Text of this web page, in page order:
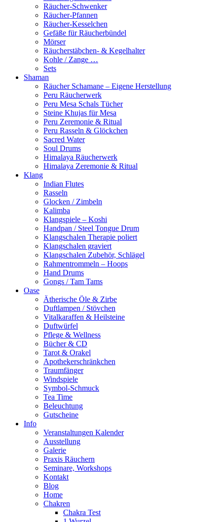
Räucher-Schwenker
Räucher-Pfannen
Räucher-Kesselchen
Gefäße für Räucherbündel
Mörser
Räucherstäbchen- & Kegelhalter
Kohle / Zange …
Sets
Shaman
Räucher Schamane – Eigene Herstellung
Peru Räucherwerk
Peru Mesa Schals Tücher
Steine Khujas für Mesa
Peru Zeremonie & Ritual
Peru Rasseln & Glöckchen
Sacred Water
Soul Drums
Himalaya Räucherwerk
Himalaya Zeremonie & Ritual
Klang
Indian Flutes
Rasseln
Glocken / Zimbeln
Kalimba
Klangspiele – Koshi
Handpan / Steel Tongue Drum
Klangschalen Therapie poliert
Klangschalen graviert
Klangschalen Zubehör, Schlägel
Rahmentrommeln – Hoops
Hand Drums
Gongs / Tam Tams
Oase
Ätherische Öle & Zirbe
Duftlampen / Stövchen
Vitalkaraffen & Heilsteine
Duftwürfel
Pflege & Wellness
Bücher & CD
Tarot & Orakel
Apothekerschränkchen
Traumfänger
Windspiele
Symbol-Schmuck
Tea Time
Beleuchtung
Gutscheine
Info
Veranstaltungen Kalender
Ausstellung
Galerie
Praxis Räuchern
Seminare, Workshops
Kontakt
Blog
Home
Chakren
Chakra Test